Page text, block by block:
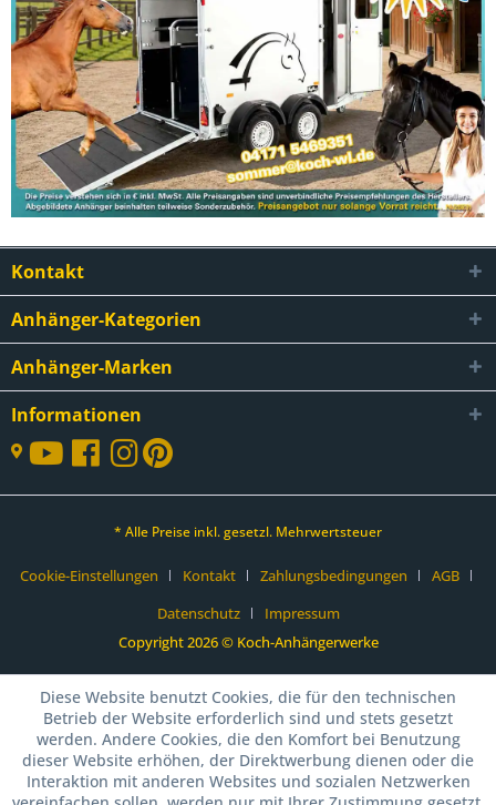
Kontakt
Anhänger-Kategorien
Anhänger-Marken
Informationen
* Alle Preise inkl. gesetzl. Mehrwertsteuer
Cookie-Einstellungen Kontakt Zahlungsbedingungen
AGB
Datenschutz
Impressum
Copyright 2026 © Koch-Anhängerwerke
Diese Website benutzt Cookies, die für den technischen
Betrieb der Website erforderlich sind und stets gesetzt
werden. Andere Cookies, die den Komfort bei Benutzung
dieser Website erhöhen, der Direktwerbung dienen oder die
Interaktion mit anderen Websites und sozialen Netzwerken